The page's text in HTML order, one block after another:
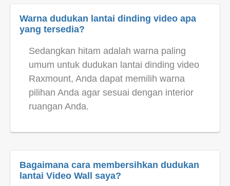
Warna dudukan lantai dinding video apa
yang tersedia?
Sedangkan hitam adalah warna paling
umum untuk dudukan lantai dinding video
Raxmount, Anda dapat memilih warna
pilihan Anda agar sesuai dengan interior
ruangan Anda.
Bagaimana cara membersihkan dudukan
lantai Video Wall saya?